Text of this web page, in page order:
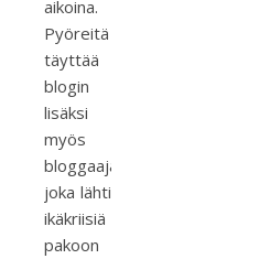
aikoina.
Pyöreitä
täyttää
blogin
lisäksi
myös
bloggaaja,
joka lähti
ikäkriisiä
pakoon